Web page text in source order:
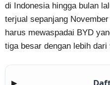
di Indonesia hingga bulan
terjual sepanjang
harus mewaspadai BYD
tiga besar dengan lebih
▶